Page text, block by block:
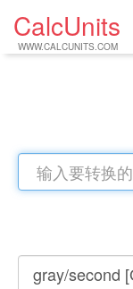
CalcUnits
WWW.CALCUNITS.COM